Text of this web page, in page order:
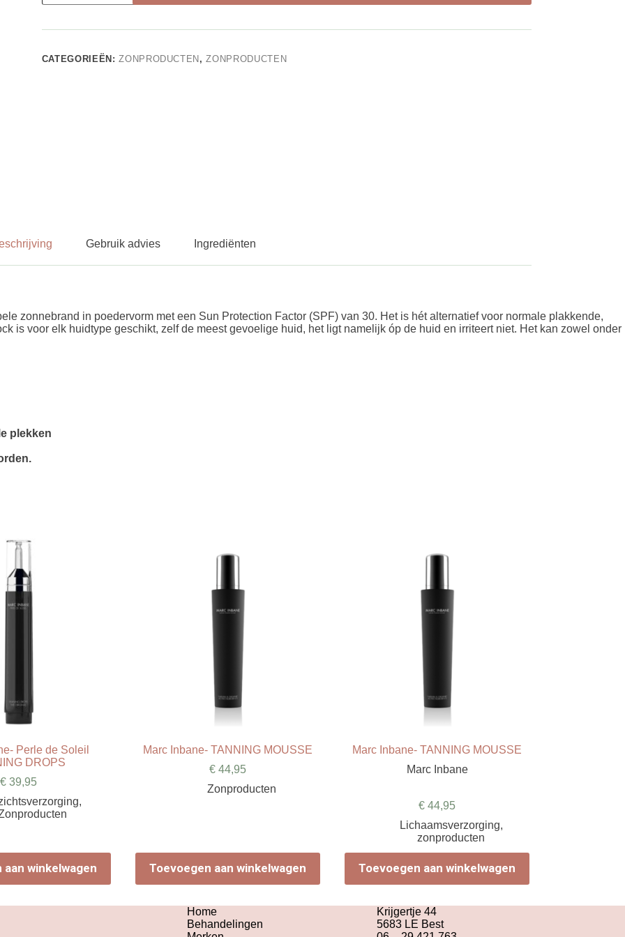
-
of
(REFILL)
CATEGORIEËN:ZONPRODUCTEN ,ZONPRODUCTEN
Gebruik advies Ingrediënten
zonnebrand in poedervorm met een Sun Protection Factor (SPF) van 30. Het is hét alternatief voor normale plakkende,
is voor elk huidtype geschikt, zelf de meest gevoelige huid, het ligt namelijk óp de huid en irriteert niet. Het kan zowel onder
plekken
Perle de Soleil
DROPS
€ 39,95
,
aan winkelwagen
Marc Inbane- TANNING MOUSSE
€ 44,95
Zonproducten
Toevoegen aan winkelwagen
Marc Inbane- TANNING MOUSSE
Marc Inbane
€ 44,95
Lichaamsverzorging,
zonproducten
Toevoegen aan winkelwagen
Home
Behandelingen
Krijgertje 44
5683 LE Best